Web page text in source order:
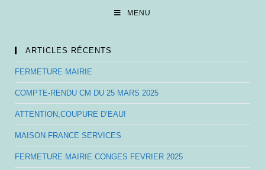
MENU
ARTICLES RÉCENTS
FERMETURE MAIRIE
COMPTE-RENDU CM DU 25 MARS 2025
ATTENTION,COUPURE D’EAU!
MAISON FRANCE SERVICES
FERMETURE MAIRIE CONGES FEVRIER 2025